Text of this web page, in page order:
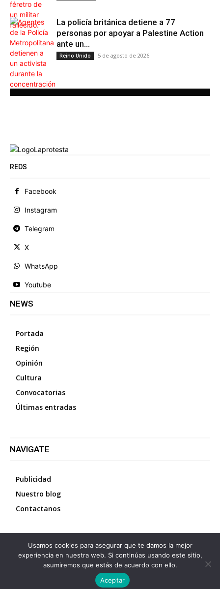
La policía británica detiene a 77
personas por apoyar a Palestine Action
ante un...
Reino Unido 5 de agosto de 2026
REDS
Facebook
Instagram
Telegram
X
WhatsApp
Youtube
NEWS
Portada
Región
Opinión
Cultura
Convocatorias
Últimas entradas
NAVIGATE
Publicidad
Nuestro blog
Contactanos
©2026 Diario La Protesta.es- Todos los derechos
reservados
Usamos cookies para asegurar que te damos la mejor
experiencia en nuestra web. Si continúas usando este sitio,
asumiremos que estás de acuerdo con ello.
Aceptar